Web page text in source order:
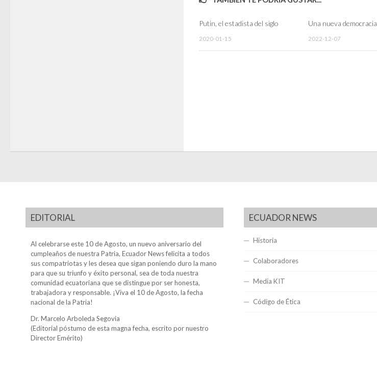
Putin, el estadista del siglo
2020-01-15
Una nueva democracia
2022-12-07
EDITORIAL
Al celebrarse este 10 de Agosto, un nuevo aniversario del
cumpleaños de nuestra Patria, Ecuador News felicita a todos
sus compatriotas y les desea que sigan poniendo duro la mano
para que su triunfo y éxito personal, sea de toda nuestra
comunidad ecuatoriana que se distingue por ser honesta,
trabajadora y responsable. ¡Viva el 10 de Agosto, la fecha
nacional de la Patria!
Dr. Marcelo Arboleda Segovia
(Editorial póstumo de esta magna fecha, escrito por nuestro
Director Emérito)
ECUADOR NEWS
Historia
Colaboradores
Media KIT
Código de Ética